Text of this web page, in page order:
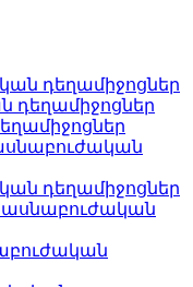
դեղամիջոցներ
դեղամիջոցներ
դեղամիջոցներ